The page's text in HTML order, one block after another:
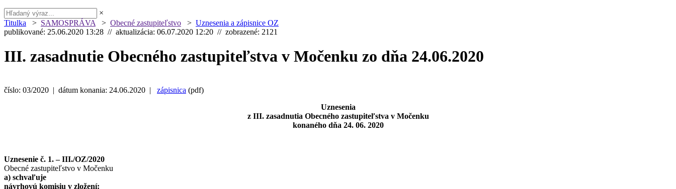
×
Titulka > SAMOSPRÁVA > Obecné zastupiteľstvo > Uznesenia a zápisnice OZ
publikované: 25.06.2020 13:28 // aktualizácia: 06.07.2020 12:20 // zobrazené: 2121
III. zasadnutie Obecného zastupiteľstva v Močenku zo dňa 24.06.2020
číslo: 03/2020 | dátum konania: 24.06.2020 | zápisnica (pdf)
Uznesenia
z III. zasadnutia Obecného zastupiteľstva v Močenku
konaného dňa 24. 06. 2020
Uznesenie č. 1. – III./OZ/2020
Obecné zastupiteľstvo v Močenku
a) schvaľuje
návrhovú komisiu v zložení: